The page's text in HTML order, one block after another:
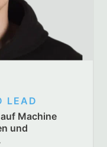
LEAD
Machine
und